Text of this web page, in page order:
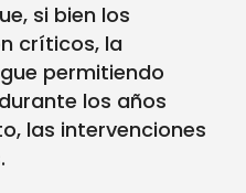
si bien los
críticos, la
permitiendo
los años
las intervenciones